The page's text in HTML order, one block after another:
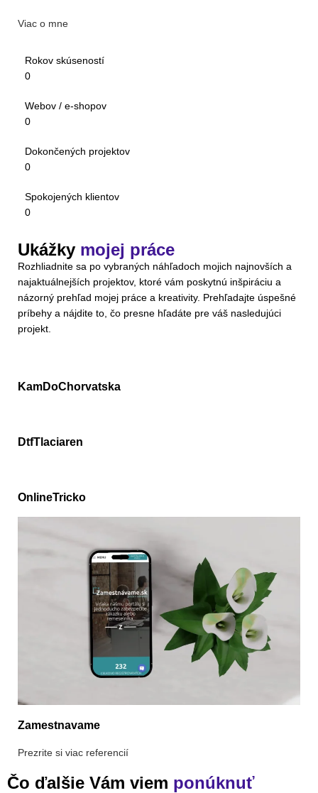
Viac o mne
Rokov skúseností
0
Webov / e-shopov
0
Dokončených projektov
0
Spokojených klientov
0
Ukážky mojej práce
Rozhliadnite sa po vybraných náhľadoch mojich najnovších a
najaktuálnejších projektov, ktoré vám poskytnú inšpiráciu a
názorný prehľad mojej práce a kreativity. Prehľadajte úspešné
príbehy a nájdite to, čo presne hľadáte pre váš nasledujúci
projekt.
KamDoChorvatska
DtfTlaciaren
OnlineTricko
Zamestnavame
Prezrite si viac referencií
Čo ďalšie Vám viem ponúknuť